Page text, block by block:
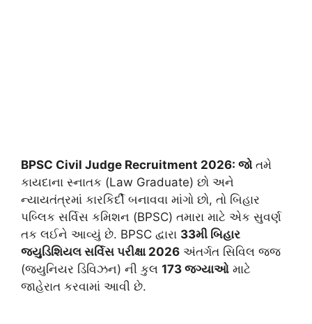
​BPSC Civil Judge Recruitment 2026: જોતમે
કાયદાના સ્નાતક (Law Graduate) છો અને
ન્યાયતંત્રમાં કારકિર્દી બનાવવા માંગો છો, તો બિહાર
પબ્લિક સર્વિસ કમિશન (BPSC) તમારા માટે એક સુવર્ણ
તક લઈને આવ્યું છે. BPSC દ્વારા 33મી બિહાર
જ્યુડિશિયલ સર્વિસ પરીક્ષા 2026 અંતર્ગત સિવિલ જજ
(જ્યુનિયર ડિવિઝન) ની કુલ 173 જગ્યાઓ માટે
જાહેરાત કરવામાં આવી છે.